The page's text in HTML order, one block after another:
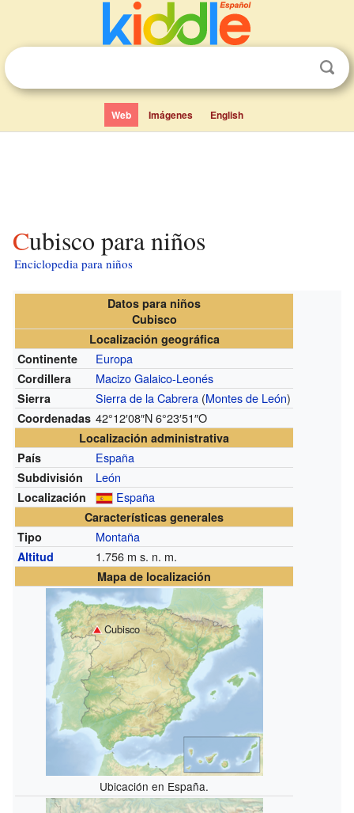
Web Imágenes English
Cubisco para niños
Enciclopedia para niños
Datos para niños
Cubisco
Localización geográfica
Continente
Europa
Cordillera Macizo Galaico-Leonés
Sierra Sierra de la Cabrera (Montes de León)
Coordenadas 42°12′08″N6°23′51″O
Localización administrativa
País
España
Subdivisión León
Localización España
Características generales
Tipo
Montaña
Altitud 1.756 m s. n. m.
Mapa de localización
Cubisco
Ubicación en España.